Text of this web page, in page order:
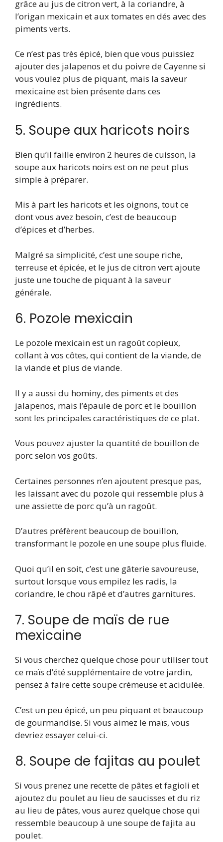
grâce au jus de citron vert, à la coriandre, à
l’origan mexicain et aux tomates en dés avec des
piments verts.
Ce n’est pas très épicé, bien que vous puissiez
ajouter des jalapenos et du poivre de Cayenne si
vous voulez plus de piquant, mais la saveur
mexicaine est bien présente dans ces
ingrédients.
5. Soupe aux haricots noirs
Bien qu’il faille environ 2 heures de cuisson, la
soupe aux haricots noirs est on ne peut plus
simple à préparer.
Mis à part les haricots et les oignons, tout ce
dont vous avez besoin, c’est de beaucoup
d’épices et d’herbes.
Malgré sa simplicité, c’est une soupe riche,
terreuse et épicée, et le jus de citron vert ajoute
juste une touche de piquant à la saveur
générale.
6. Pozole mexicain
Le pozole mexicain est un ragoût copieux,
collant à vos côtes, qui contient de la viande, de
la viande et plus de viande.
Il y a aussi du hominy, des piments et des
jalapenos, mais l’épaule de porc et le bouillon
sont les principales caractéristiques de ce plat.
Vous pouvez ajuster la quantité de bouillon de
porc selon vos goûts.
Certaines personnes n’en ajoutent presque pas,
les laissant avec du pozole qui ressemble plus à
une assiette de porc qu’à un ragoût.
D’autres préfèrent beaucoup de bouillon,
transformant le pozole en une soupe plus fluide.
Quoi qu’il en soit, c’est une gâterie savoureuse,
surtout lorsque vous empilez les radis, la
coriandre, le chou râpé et d’autres garnitures.
7. Soupe de maïs de rue
mexicaine
Si vous cherchez quelque chose pour utiliser tout
ce maïs d’été supplémentaire de votre jardin,
pensez à faire cette soupe crémeuse et acidulée.
C’est un peu épicé, un peu piquant et beaucoup
de gourmandise. Si vous aimez le maïs, vous
devriez essayer celui-ci.
8. Soupe de fajitas au poulet
Si vous prenez une recette de pâtes et fagioli et
ajoutez du poulet au lieu de saucisses et du riz
au lieu de pâtes, vous aurez quelque chose qui
ressemble beaucoup à une soupe de fajita au
poulet.